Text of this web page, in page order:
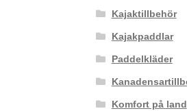
Kajaktillbehör
Kajakpaddlar
Paddelkläder
Komfort på land